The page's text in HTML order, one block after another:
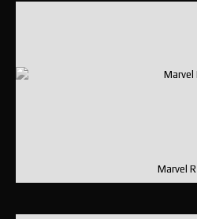
Marvel R